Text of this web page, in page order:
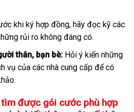
khi ký hợp đồng, hãy đọc kỹ các
rủi ro không đáng có.
thân, bạn bè:Hỏi ý kiến những
vụ của các nhà cung cấp để có
được gói cước phù hợp